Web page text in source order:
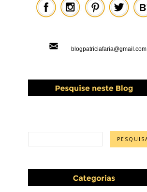
blogpatriciafaria@gmail.com